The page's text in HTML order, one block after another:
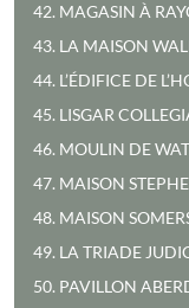
42. MAGASIN À
43. LA MAISON
44. L’ÉDIFICE DE
45. LISGAR
46. MOULIN DE
47. MAISON
48. MAISON
49. LA TRIADE
50. PAVILLON